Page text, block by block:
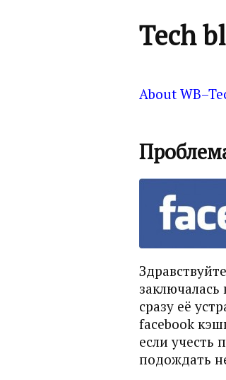
Tech
About
сразу её
facebook
если учесть
подождать